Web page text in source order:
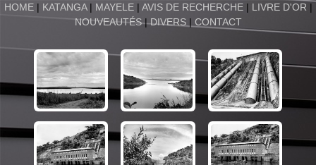
HOME | KATANGA| MAYELE| AVIS DE RECHERCHE| LIVRE D'OR |
NOUVEAUTÉS|DIVERS| CONTACT